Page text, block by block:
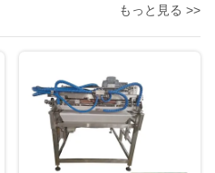
もっと見る >>